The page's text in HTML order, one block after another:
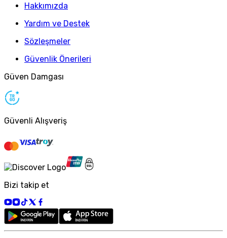
Hakkımızda
Yardım ve Destek
Sözleşmeler
Güvenlik Önerileri
Güven Damgası
Güvenli Alışveriş
Bizi takip et